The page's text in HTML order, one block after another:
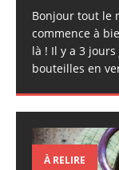
Bonjour tout le
commence à
là ! Il y a 3
bouteilles en
À RELIRE